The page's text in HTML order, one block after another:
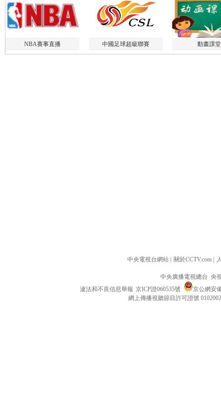
中央電視台網站 關於CCTV.com
中央廣播電視總台 央
違法和不良信息舉報 京ICP證060535號
京公網安
網上傳播視聽節目許可證號